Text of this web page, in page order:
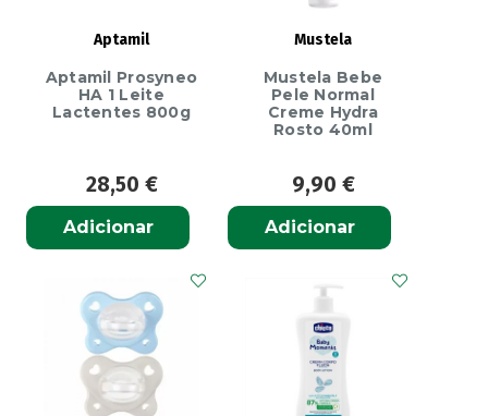
Aptamil
Aptamil Prosyneo
HA 1 Leite
Lactentes 800g
28,50 €
Adicionar
Mustela
Mustela Bebe
Pele Normal
Creme Hydra
Rosto 40ml
9,90 €
Adicionar